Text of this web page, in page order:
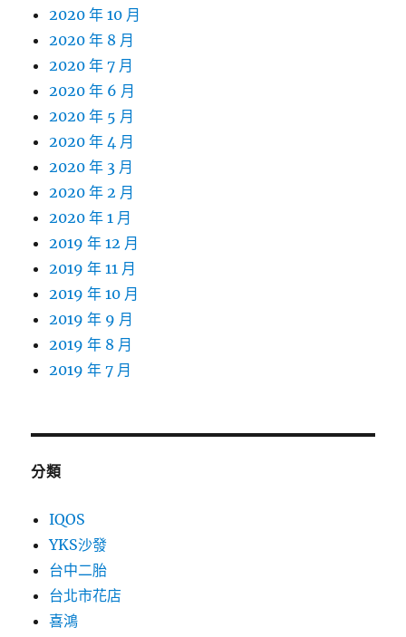
2020 年 10 月
2020 年 8 月
2020 年 7 月
2020 年 6 月
2020 年 5 月
2020 年 4 月
2020 年 3 月
2020 年 2 月
2020 年 1 月
2019 年 12 月
2019 年 11 月
2019 年 10 月
2019 年 9 月
2019 年 8 月
2019 年 7 月
分類
IQOS
YKS沙發
台中二胎
台北市花店
喜鴻